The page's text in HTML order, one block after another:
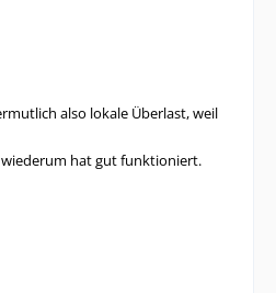
also lokale Überlast, weil
wiederum hat gut funktioniert.